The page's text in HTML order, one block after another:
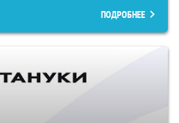
ПОДРОБНЕЕ